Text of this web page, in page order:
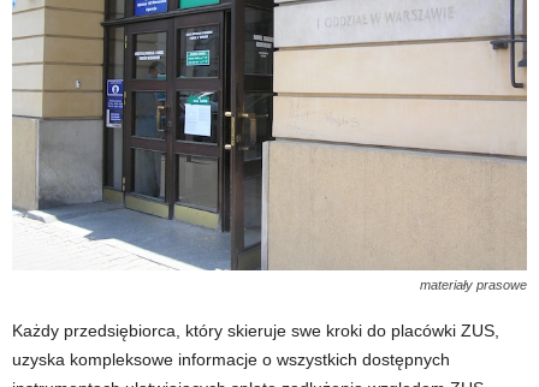
materiały prasowe
Każdy przedsiębiorca, który skieruje swe kroki do placówki ZUS,
uzyska kompleksowe informacje o wszystkich dostępnych